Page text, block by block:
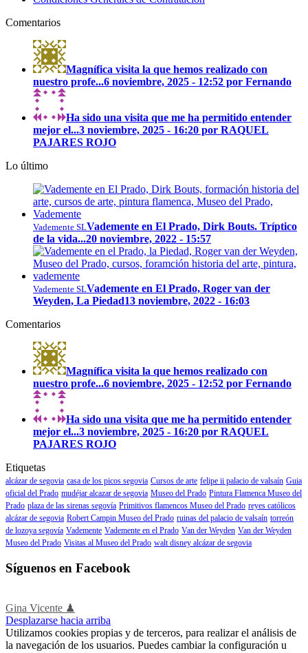
Comentarios
Magnífica visita la que hemos realizado con
nuestro profe...6 noviembre, 2025 - 12:52 por Fernando
Ha sido una visita que me ha permitido entender
mejor el...3 noviembre, 2025 - 16:20 por RAQUEL
PAJARES ROJO
Lo último
Vademente SLVademente en El Prado, Dirk Bouts. Tríptico
de la vida...20 noviembre, 2022 - 15:57
Vademente SLVademente en El Prado, Roger van der
Weyden, La Piedad13 noviembre, 2022 - 16:03
Comentarios
Magnífica visita la que hemos realizado con
nuestro profe...6 noviembre, 2025 - 12:52 por Fernando
Ha sido una visita que me ha permitido entender
mejor el...3 noviembre, 2025 - 16:20 por RAQUEL
PAJARES ROJO
Etiquetas
alcázar de segovia casa de los picos segovia Cursos de arte felipe ii palacio de valsaín Guia
oficial del Prado mudéjar alcazar de segovia Museo del Prado Pintura Flamenca Museo del
Prado plaza de las sirenas segovía Primitivos flamencos Museo del Prado reyes católicos
alcázar de segovia Robert Campin Museo del Prado ruinas del palacio de valsaín torreón
de lozoya segovía Vademente Vademente en el Prado Van der Weyden Van der Weyden
Museo del Prado Visitas al Museo del Prado walt disney alcázar de segovia
Síguenos en Facebook
Gina Vicente ♟
Desplazarse hacia arriba
Utilizamos cookies propias y de terceros, para realizar el análisis de
la navegación de los usuarios. Puedes cambiar la configuración u